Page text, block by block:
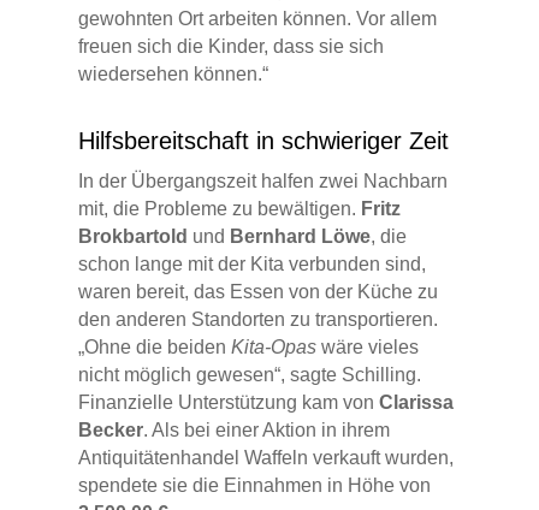
gewohnten Ort arbeiten können. Vor allem
freuen sich die Kinder, dass sie sich
wiedersehen können.“
Hilfsbereitschaft in schwieriger Zeit
In der Übergangszeit halfen zwei Nachbarn
mit, die Probleme zu bewältigen. Fritz
Brokbartold und Bernhard Löwe, die
schon lange mit der Kita verbunden sind,
waren bereit, das Essen von der Küche zu
den anderen Standorten zu transportieren.
„Ohne die beiden Kita-Opaswäre vieles
nicht möglich gewesen“, sagte Schilling.
Finanzielle Unterstützung kam von Clarissa
Becker. Als bei einer Aktion in ihrem
Antiquitätenhandel Waffeln verkauft wurden,
spendete sie die Einnahmen in Höhe von